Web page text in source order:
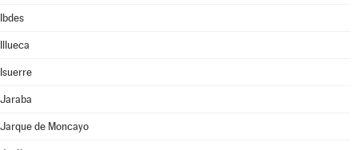
Ibdes
Illueca
Isuerre
Jaraba
Jarque de Moncayo